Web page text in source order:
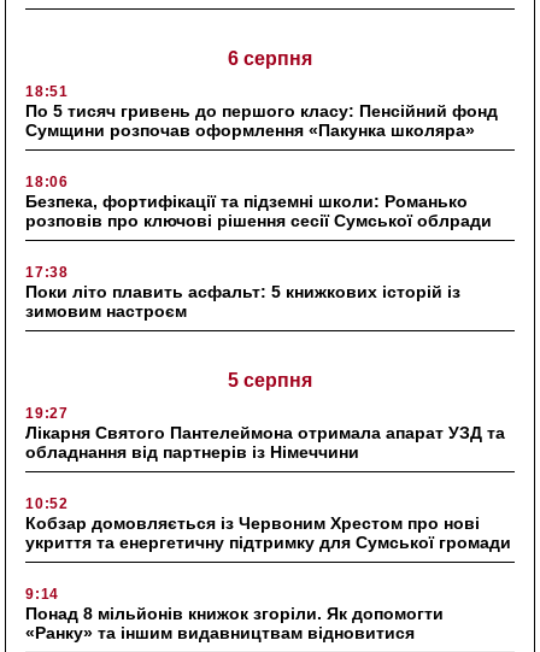
6 серпня
18:51
По 5 тисяч гривень до першого класу: Пенсійний фонд
Сумщини розпочав оформлення «Пакунка школяра»
18:06
Безпека, фортифікації та підземні школи: Романько
розповів про ключові рішення сесії Сумської облради
17:38
Поки літо плавить асфальт: 5 книжкових історій із
зимовим настроєм
5 серпня
19:27
Лікарня Святого Пантелеймона отримала апарат УЗД та
обладнання від партнерів із Німеччини
10:52
Кобзар домовляється із Червоним Хрестом про нові
укриття та енергетичну підтримку для Сумської громади
9:14
Понад 8 мільйонів книжок згоріли. Як допомогти
«Ранку» та іншим видавництвам відновитися